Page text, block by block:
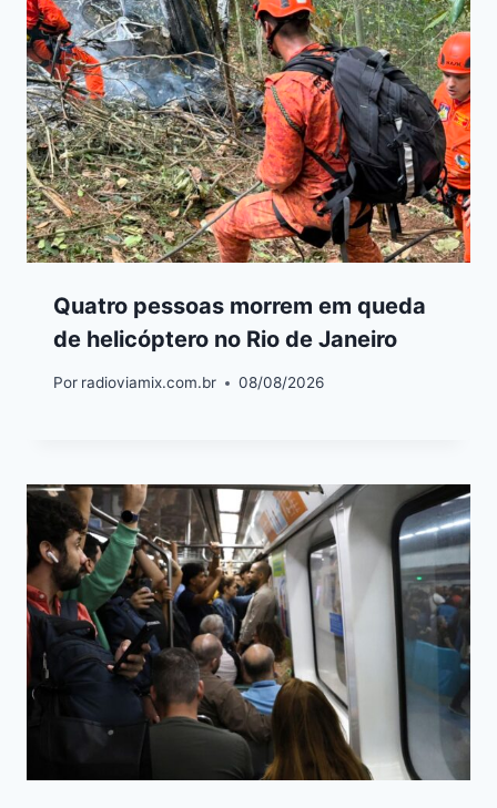
Quatro pessoas morrem em queda
de helicóptero no Rio de Janeiro
Por radioviamix.com.br 08/08/2026